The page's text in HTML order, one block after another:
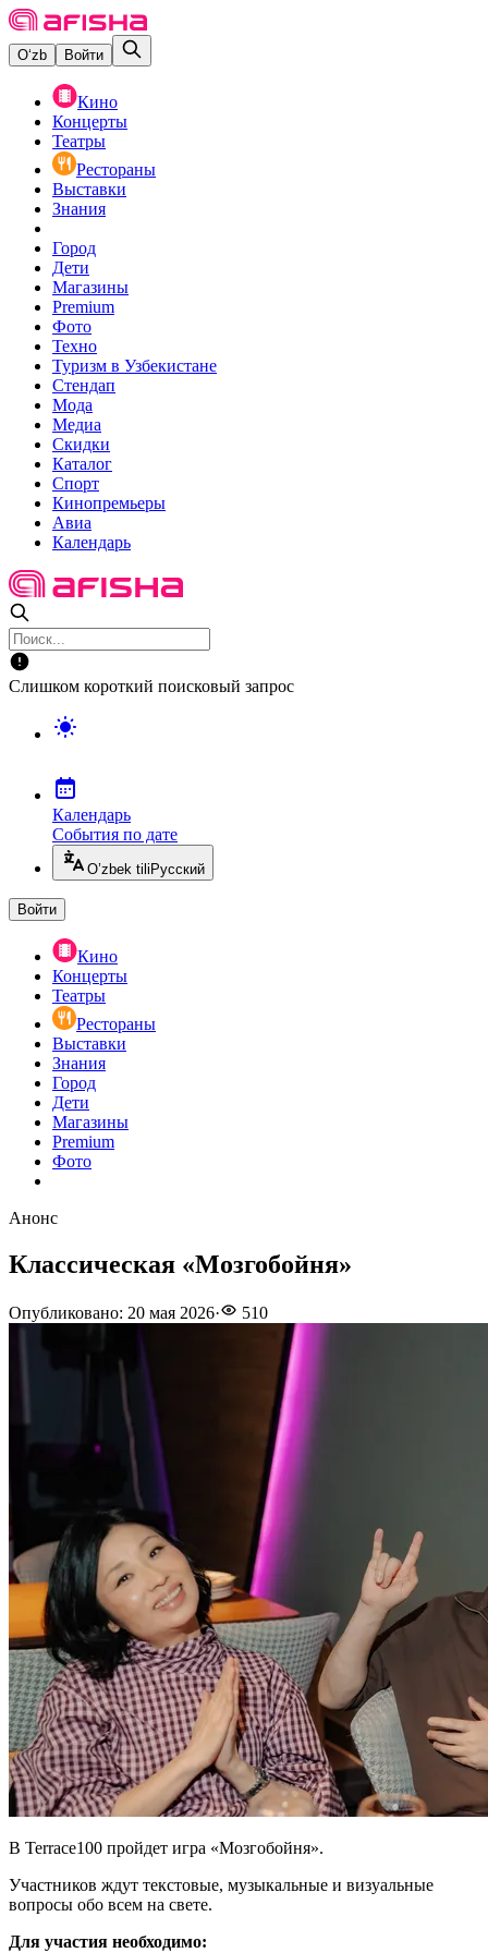
O‘zb Войти
Кино
Концерты
Театры
Рестораны
Выставки
Знания
Город
Дети
Магазины
Premium
Фото
Техно
Туризм в Узбекистане
Стендап
Мода
Медиа
Скидки
Каталог
Спорт
Кинопремьеры
Авиа
Календарь
Слишком короткий поисковый запрос
Календарь
События по дате
O’zbek tili Русский
Войти
Кино
Концерты
Театры
Рестораны
Выставки
Знания
Город
Дети
Магазины
Premium
Фото
Анонс
Классическая «Мозгобойня»
Опубликовано: 20 мая 2026· 510
В Terrace100 пройдет игра «Мозгобойня».
Участников ждут текстовые, музыкальные и визуальные
вопросы обо всем на свете.
Для участия необходимо: